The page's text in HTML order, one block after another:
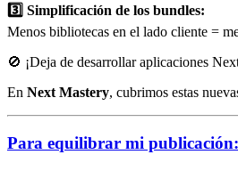
3️⃣ Simplificación de los bundles:
Menos bibliotecas en el lado cliente =
🚫 ¡Deja de desarrollar aplicaciones
En Next Mastery, cubrimos estas
Para equilibrar mi publicación: